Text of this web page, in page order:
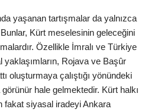
yaşanan tartışmalar da yalnızca
Kürt meselesinin geleceğini
Özellikle İmralı ve Türkiye
yaklaşımların, Rojava ve Başûr
oluşturmaya çalıştığı yönündeki
hale gelmektedir. Kürt halkı
fakat siyasal iradeyi Ankara